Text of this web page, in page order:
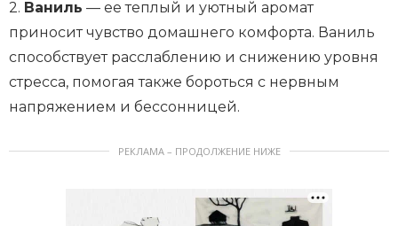
2. Ваниль — ее теплый и уютный аромат
приносит чувство домашнего комфорта. Ваниль
способствует расслаблению и снижению уровня
стресса, помогая также бороться с нервным
напряжением и бессонницей.
РЕКЛАМА – ПРОДОЛЖЕНИЕ НИЖЕ